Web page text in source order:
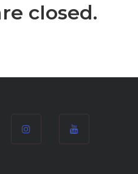
closed.